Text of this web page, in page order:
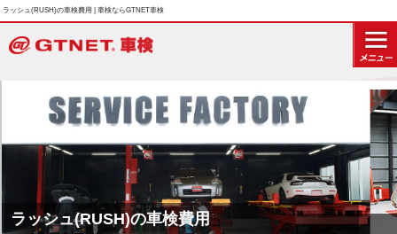
ラッシュ(RUSH)の車検費用 | 車検ならGTNET車検
ラッシュ(RUSH)の車検費用